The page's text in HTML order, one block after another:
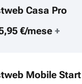
Casa Pro
€/mese+
Mobile Start